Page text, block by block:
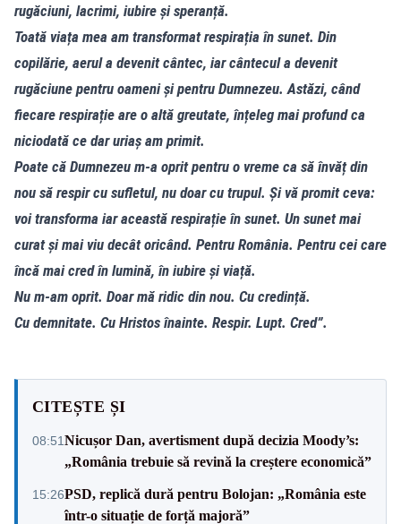
rugăciuni, lacrimi, iubire și speranță.
Toată viața mea am transformat respirația în sunet. Din
copilărie, aerul a devenit cântec, iar cântecul a devenit
rugăciune pentru oameni și pentru Dumnezeu. Astăzi, când
fiecare respirație are o altă greutate, înțeleg mai profund ca
niciodată ce dar uriaș am primit.
Poate că Dumnezeu m-a oprit pentru o vreme ca să învăț din
nou să respir cu sufletul, nu doar cu trupul. Și vă promit ceva:
voi transforma iar această respirație în sunet. Un sunet mai
curat și mai viu decât oricând. Pentru România. Pentru cei care
încă mai cred în lumină, în iubire și viață.
Nu m-am oprit. Doar mă ridic din nou. Cu credință.
Cu demnitate. Cu Hristos înainte. Respir. Lupt. Cred”.
CITEȘTE ȘI
08:51Nicușor Dan, avertisment după decizia Moody’s:
„România trebuie să revină la creștere economică”
15:26PSD, replică dură pentru Bolojan: „România este
într-o situație de forță majoră”